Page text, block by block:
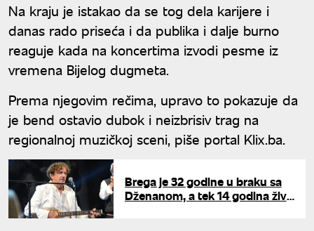
Na kraju je istakao da se tog dela karijere i
danas rado priseća i da publika i dalje burno
reaguje kada na koncertima izvodi pesme iz
vremena Bijelog dugmeta.
Prema njegovim rečima, upravo to pokazuje da
je bend ostavio dubok i neizbrisiv trag na
regionalnoj muzičkoj sceni, piše portal Klix.ba.
Brega je 32 godine u braku sa
Dženanom, a tek 14 godina žive